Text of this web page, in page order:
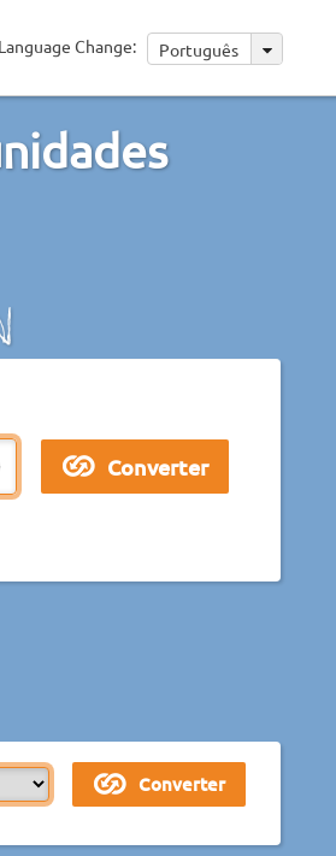
Language Change: Português